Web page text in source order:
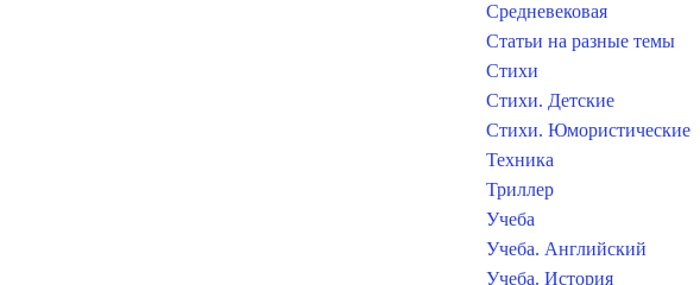
Средневековая
Статьи на разные темы
Стихи
Стихи. Детские
Стихи. Юмористические
Техника
Триллер
Учеба
Учеба. Английский
Учеба. История